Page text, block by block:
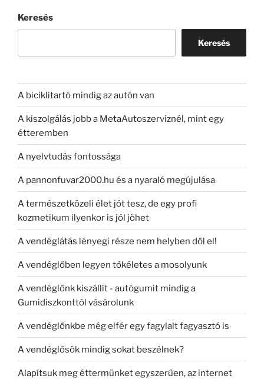
Keresés
Keresés
A biciklitartó mindig az autón van
A kiszolgálás jobb a MetaAutoszerviznél, mint egy
étteremben
A nyelvtudás fontossága
A pannonfuvar2000.hu és a nyaraló megújulása
A természetközeli élet jót tesz, de egy profi
kozmetikum ilyenkor is jól jöhet
A vendéglátás lényegi része nem helyben dől el!
A vendéglőben legyen tökéletes a mosolyunk
A vendéglőnk kiszállít - autógumit mindig a
Gumidiszkonttól vásárolunk
A vendéglőnkbe még elfér egy fagylalt fagyasztó is
A vendéglősök mindig sokat beszélnek?
Alapítsuk meg éttermünket egyszerűen, az internet